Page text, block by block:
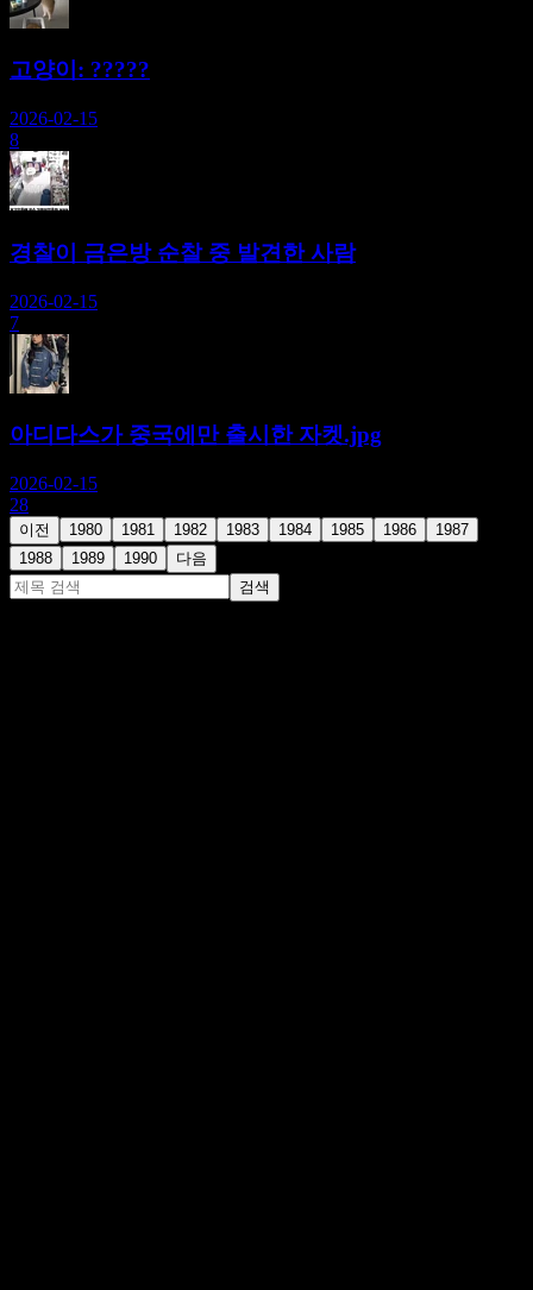
고양이: ?????
2026-02-15
8
경찰이 금은방 순찰 중 발견한 사람
2026-02-15
7
아디다스가 중국에만 출시한 자켓.jpg
2026-02-15
28
이전 1980 1981 1982 1983 1984 1985 1986
1987
1988
1989 1990
다음
검색